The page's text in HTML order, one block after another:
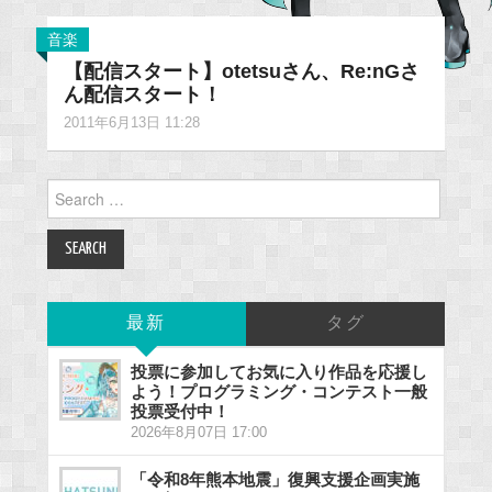
音楽
【配信スタート】otetsuさん、Re:nGさ
ん配信スタート！
2011年6月13日 11:28
Search
for:
最新 タグ
投票に参加してお気に入り作品を応援し
よう！プログラミング・コンテスト一般
投票受付中！
2026年8月07日 17:00
「令和8年熊本地震」復興支援企画実施